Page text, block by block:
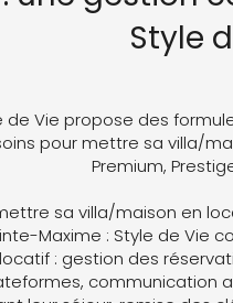
Style
de Vie propose des
pour mettre sa villa/
Premium,
sa villa/maison en
Maxime : Style de Vie
locatif : gestion des
communication